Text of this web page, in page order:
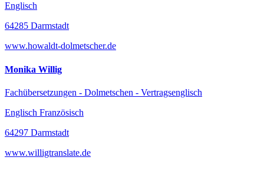
Englisch
64285 Darmstadt
www.howaldt-dolmetscher.de
Monika Willig
Fachübersetzungen - Dolmetschen - Vertragsenglisch
Englisch Französisch
64297 Darmstadt
www.willigtranslate.de